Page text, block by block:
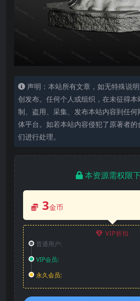
声明：本站所有文章，如无特殊说
创发布。任何个人或组织，在未征得本
制、盗用、采集、发布本站内容到任
体平台。如若本站内容侵犯了原著者
们进行处理。
本资源需权限
3金币
VIP折扣
普通用户:
VIP会员:
永久会员: